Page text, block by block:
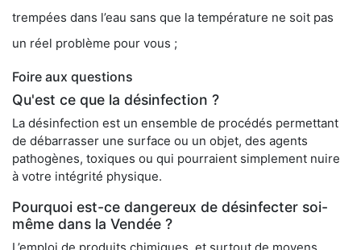
trempées dans l’eau sans que la température ne soit pas
un réel problème pour vous ;
Foire aux questions
Qu'est ce que la désinfection ?
La désinfection est un ensemble de procédés permettant
de débarrasser une surface ou un objet, des agents
pathogènes, toxiques ou qui pourraient simplement nuire
à votre intégrité physique.
Pourquoi est-ce dangereux de désinfecter soi-
même dans la Vendée ?